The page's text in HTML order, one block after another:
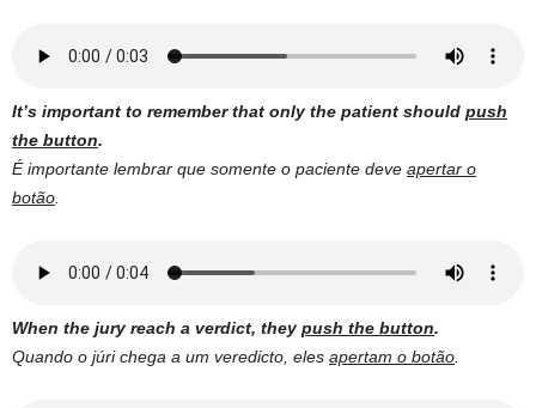
It’s important to remember that only the patient should push
the button.
É importante lembrar que somente o paciente deve apertar o
botão
When the jury reach a verdict, they push the button.
Quando o júri chega a um veredicto, eles apertam o botão